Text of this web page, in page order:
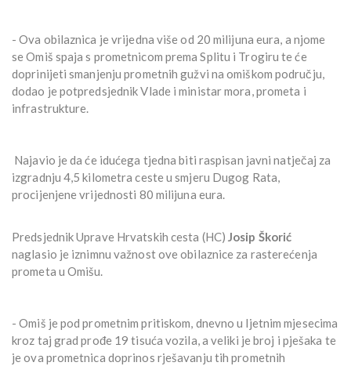
- Ova obilaznica je vrijedna više od 20 milijuna eura, a njome
se Omiš spaja s prometnicom prema Splitu i Trogiru te će
doprinijeti smanjenju prometnih gužvi na omiškom području,
dodao je potpredsjednik Vlade i ministar mora, prometa i
infrastrukture.
Najavio je da će idućega tjedna biti raspisan javni natječaj za
izgradnju 4,5 kilometra ceste u smjeru Dugog Rata,
procijenjene vrijednosti 80 milijuna eura.
Predsjednik Uprave Hrvatskih cesta (HC) Josip Škorić
naglasio je iznimnu važnost ove obilaznice za rasterećenja
prometa u Omišu.
- Omiš je pod prometnim pritiskom, dnevno u ljetnim mjesecima
kroz taj grad prođe 19 tisuća vozila, a veliki je broj i pješaka te
je ova prometnica doprinos rješavanju tih prometnih